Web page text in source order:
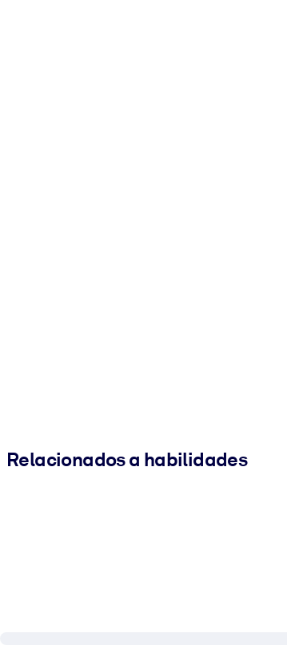
Relacionados a habilidades